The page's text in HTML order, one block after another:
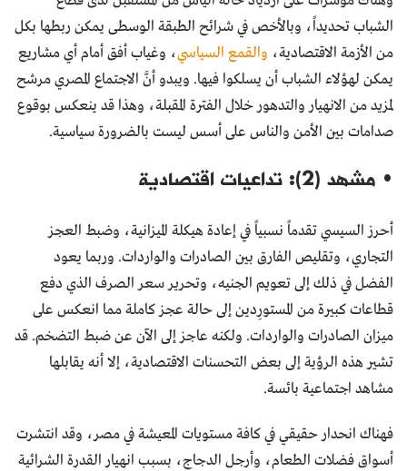
الشباب تحديداً، وبالأخص في شرائح الطبقة الوسطى يمكن ربطها بكل
من الأزمة الاقتصادية، والقمع السياسي، وغياب أفق أمام أي مشاريع
يمكن لهؤلاء الشباب أن يسلكوا فيها. ويبدو أنَّ الاجتماع المصري مرشح
لمزيد من الانهيار والتدهور خلال الفترة المقبلة، وهذا قد ينعكس بوقوع
صدامات بين الأمن والناس على أسس ليست بالضرورة سياسية.
• مشهد (2): تداعيات اقتصادية
أحرز السيسي تقدماً نسبياً في إعادة هيكلة الميزانية، وضبط العجز
التجاري، وتقليص الفارق بين الصادرات والواردات. وربما يعود
الفضل في ذلك إلى تعويم الجنيه، وتحرير سعر الصرف الذي دفع
قطاعات كبيرة من المستورِدين إلى حالة عجز كاملة مما انعكس على
ميزان الصادرات والواردات. ولكنه عاجز إلى الآن عن ضبط التضخم. قد
تشير هذه الرؤية إلى بعض التحسنات الاقتصادية، إلا أنه يقابلها
مشاهد اجتماعية بائسة.
فهناك انحدار حقيقي في كافة مستويات المعيشة في مصر، وقد انتشرت
أسواق فضلات الطعام، وأرجل الدجاج، بسبب انهيار القدرة الشرائية